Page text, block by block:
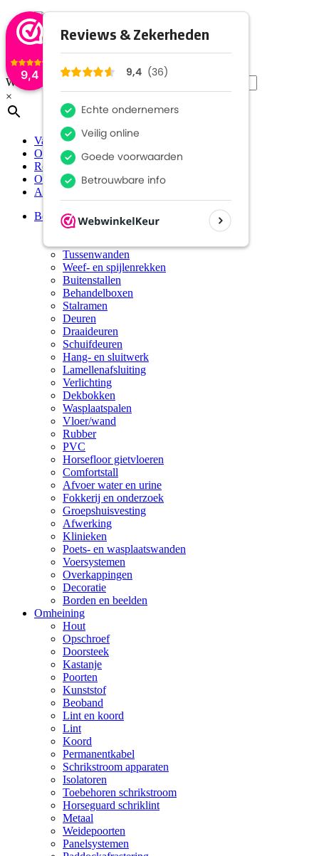
9,4
Waar bent u naar op zoek?
×
Vacatures
Over ons
Referenties
Offerte
Account
Boxen en stallen
Binnenboxen
Tussenwanden
Weef- en spijlenrekken
Buitenstallen
Behandelboxen
Stalramen
Deuren
Draaideuren
Schuifdeuren
Hang- en sluitwerk
Lamellenafsluiting
Verlichting
Dekbokken
Wasplaatspalen
Vloer/wand
Rubber
PVC
Horsefloor gietvloeren
Comfortstall
Afvoer water en urine
Fokkerij en onderzoek
Groepshuisvesting
Afwerking
Klinieken
Poets- en wasplaatswanden
Voersystemen
Overkappingen
Decoratie
Borden en beelden
Omheining
Hout
Opschroef
Doorsteek
Kastanje
Poorten
Kunststof
Beoband
Lint en koord
Lint
Koord
Permanentkabel
Schrikstroom apparaten
Isolatoren
Toebehoren schrikstroom
Horseguard schriklint
Metaal
Weidepoorten
Panelsystemen